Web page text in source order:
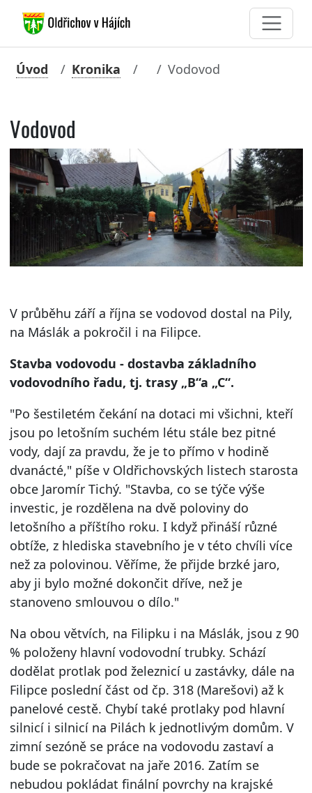
Úvod Kronika Vodovod
Vodovod
V průběhu září a října se vodovod dostal na Pily,
na Máslák a pokročil i na Filipce.
Stavba vodovodu - dostavba základního
vodovodního řadu, tj. trasy „B“a „C“.
"Po šestiletém čekání na dotaci mi všichni, kteří
jsou po letošním suchém létu stále bez pitné
vody, dají za pravdu, že je to přímo v hodině
dvanácté," píše v Oldřichovských listech starosta
obce Jaromír Tichý. "Stavba, co se týče výše
investic, je rozdělena na dvě poloviny do
letošního a příštího roku. I když přináší různé
obtíže, z hlediska stavebního je v této chvíli více
než za polovinou. Věříme, že přijde brzké jaro,
aby ji bylo možné dokončit dříve, než je
stanoveno smlouvou o dílo."
Na obou větvích, na Filipku i na Máslák, jsou z 90
% položeny hlavní vodovodní trubky. Schází
dodělat protlak pod železnicí u zastávky, dále na
Filipce poslední část od čp. 318 (Marešovi) až k
panelové cestě. Chybí také protlaky pod hlavní
silnicí i silnicí na Pilách k jednotlivým domům. V
zimní sezóně se práce na vodovodu zastaví a
bude se pokračovat na jaře 2016. Zatím se
nebudou pokládat finální povrchy na krajské